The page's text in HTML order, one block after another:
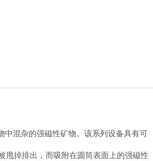
中混杂的强磁性矿物。该系列设备具有可
甩掉排出，而吸附在圆筒表面上的强磁性